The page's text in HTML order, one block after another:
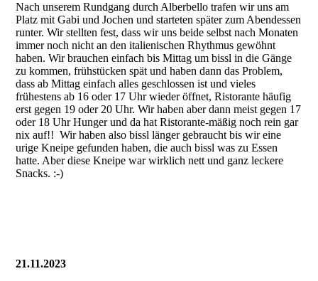
Nach unserem Rundgang durch Alberbello trafen wir uns am
Platz mit Gabi und Jochen und starteten später zum Abendessen
runter. Wir stellten fest, dass wir uns beide selbst nach Monaten
immer noch nicht an den italienischen Rhythmus gewöhnt
haben. Wir brauchen einfach bis Mittag um bissl in die Gänge
zu kommen, frühstücken spät und haben dann das Problem,
dass ab Mittag einfach alles geschlossen ist und vieles
frühestens ab 16 oder 17 Uhr wieder öffnet, Ristorante häufig
erst gegen 19 oder 20 Uhr. Wir haben aber dann meist gegen 17
oder 18 Uhr Hunger und da hat Ristorante-mäßig noch rein gar
nix auf!! Wir haben also bissl länger gebraucht bis wir eine
urige Kneipe gefunden haben, die auch bissl was zu Essen
hatte. Aber diese Kneipe war wirklich nett und ganz leckere
Snacks. :-)
21.11.2023